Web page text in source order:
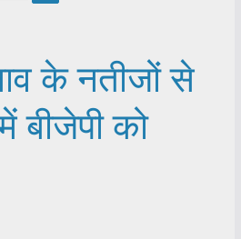
के नतीजों से
बीजेपी को